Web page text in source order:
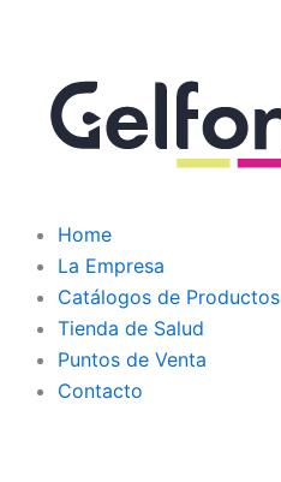
Home
La Empresa
Catálogos de Productos
Tienda de Salud
Puntos de Venta
Contacto